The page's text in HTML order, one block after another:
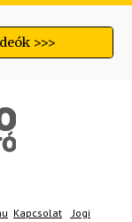
>>>
Kapcsolat
Jogi